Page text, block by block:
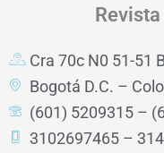
Revista
Cra 70c N0 51-51
Bogotá D.C. –
(601) 5209315 –
3102697465 –